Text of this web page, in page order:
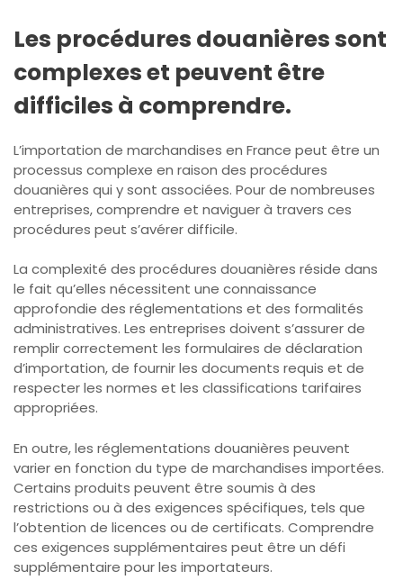
Les procédures douanières sont
complexes et peuvent être
difficiles à comprendre.
L’importation de marchandises en France peut être un
processus complexe en raison des procédures
douanières qui y sont associées. Pour de nombreuses
entreprises, comprendre et naviguer à travers ces
procédures peut s’avérer difficile.
La complexité des procédures douanières réside dans
le fait qu’elles nécessitent une connaissance
approfondie des réglementations et des formalités
administratives. Les entreprises doivent s’assurer de
remplir correctement les formulaires de déclaration
d’importation, de fournir les documents requis et de
respecter les normes et les classifications tarifaires
appropriées.
En outre, les réglementations douanières peuvent
varier en fonction du type de marchandises importées.
Certains produits peuvent être soumis à des
restrictions ou à des exigences spécifiques, tels que
l’obtention de licences ou de certificats. Comprendre
ces exigences supplémentaires peut être un défi
supplémentaire pour les importateurs.